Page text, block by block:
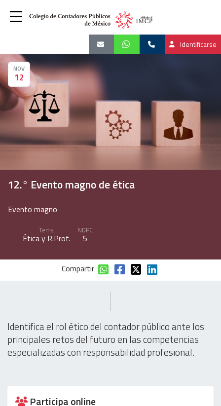
Identificarse
NOV
12
12.° Evento magno de ética
Evento magno
Tema
Ética y R.Prof.
NDPC
5
Compartir
Identifica el rol ético del contador público ante los
principales retos del futuro en las competencias
especializadas con responsabilidad profesional.
Participa online